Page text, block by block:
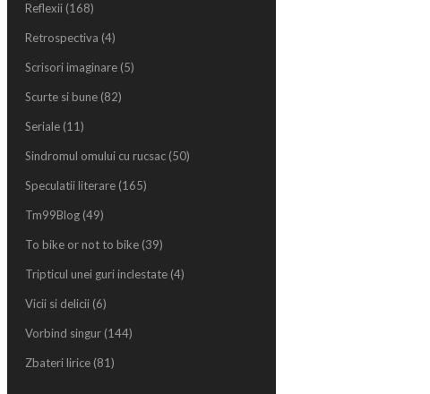
Reflexii (168)
Retrospectiva (4)
Scrisori imaginare (5)
Scurte si bune (82)
Seriale (11)
Sindromul omului cu rucsac (50)
Speculatii literare (165)
Tm99Blog (49)
To bike or not to bike (39)
Tripticul unei guri inclestate (4)
Vicii si delicii (6)
Vorbind singur (144)
Zbateri lirice (81)